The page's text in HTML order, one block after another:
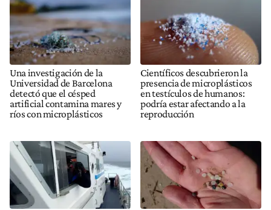
Una investigación de la
Universidad de Barcelona
detectó que el césped
artificial contamina mares y
ríos con microplásticos
Científicos descubrieron la
presencia de microplásticos
en testículos de humanos:
podría estar afectando a la
reproducción